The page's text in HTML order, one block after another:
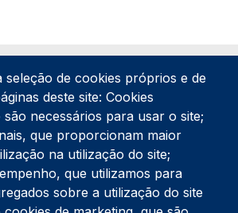
234 390 100
seleção de cookies próprios e de
deste site: Cookies
são necessários para usar o site;
que proporcionam maior
na utilização do site;
que utilizamos para
sobre a utilização do site